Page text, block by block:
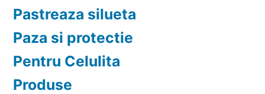
Pastreaza silueta
Paza si protectie
Pentru Celulita
Produse